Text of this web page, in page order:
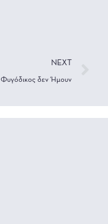
NEXT
Φυγόδικος δεν Ήμουν